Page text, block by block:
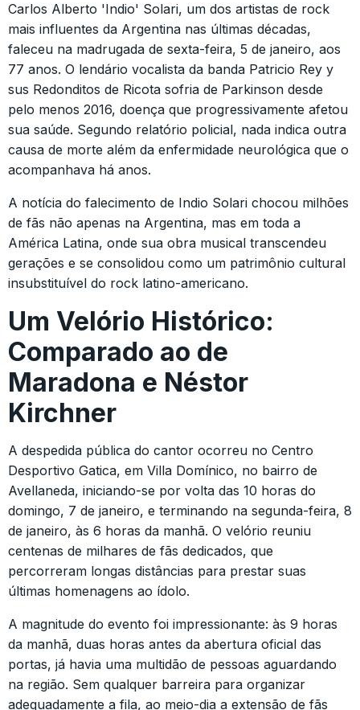
Carlos Alberto 'Indio' Solari, um dos artistas de rock
mais influentes da Argentina nas últimas décadas,
faleceu na madrugada de sexta-feira, 5 de janeiro, aos
77 anos. O lendário vocalista da banda Patricio Rey y
sus Redonditos de Ricota sofria de Parkinson desde
pelo menos 2016, doença que progressivamente afetou
sua saúde. Segundo relatório policial, nada indica outra
causa de morte além da enfermidade neurológica que o
acompanhava há anos.
A notícia do falecimento de Indio Solari chocou milhões
de fãs não apenas na Argentina, mas em toda a
América Latina, onde sua obra musical transcendeu
gerações e se consolidou como um patrimônio cultural
insubstituível do rock latino-americano.
Um Velório Histórico:
Comparado ao de
Maradona e Néstor
Kirchner
A despedida pública do cantor ocorreu no Centro
Desportivo Gatica, em Villa Domínico, no bairro de
Avellaneda, iniciando-se por volta das 10 horas do
domingo, 7 de janeiro, e terminando na segunda-feira, 8
de janeiro, às 6 horas da manhã. O velório reuniu
centenas de milhares de fãs dedicados, que
percorreram longas distâncias para prestar suas
últimas homenagens ao ídolo.
A magnitude do evento foi impressionante: às 9 horas
da manhã, duas horas antes da abertura oficial das
portas, já havia uma multidão de pessoas aguardando
na região. Sem qualquer barreira para organizar
adequadamente a fila, ao meio-dia a extensão de fãs